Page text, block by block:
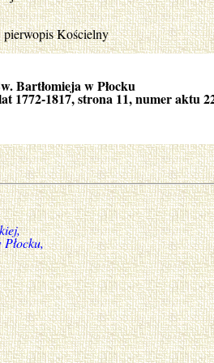
Kościelny
Bartłomieja w Płocku
1772-1817, strona 11, numer aktu